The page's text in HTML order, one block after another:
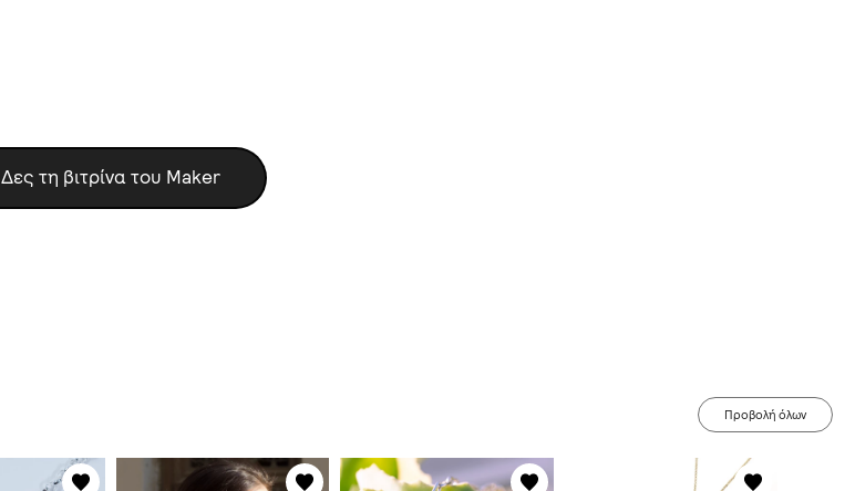
Δες τη βιτρίνα του Maker
Προβολή όλων